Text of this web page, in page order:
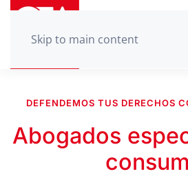
Skip to main content
DEFENDEMOS TUS DERECHOS
Abogados